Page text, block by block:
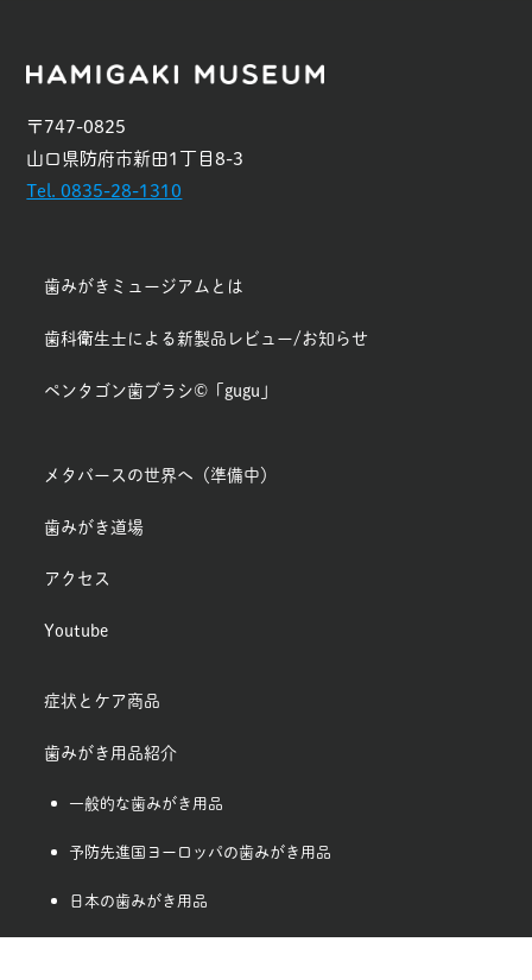
〒747-0825
山口県防府市新田1丁目8-3
Tel. 0835-28-1310
歯みがきミュージアムとは
歯科衛生士による新製品レビュー/お知らせ
ペンタゴン歯ブラシ©「gugu」
メタバースの世界へ（準備中）
歯みがき道場
アクセス
Youtube
症状とケア商品
歯みがき用品紹介
一般的な歯みがき用品
予防先進国ヨーロッパの歯みがき用品
日本の歯みがき用品